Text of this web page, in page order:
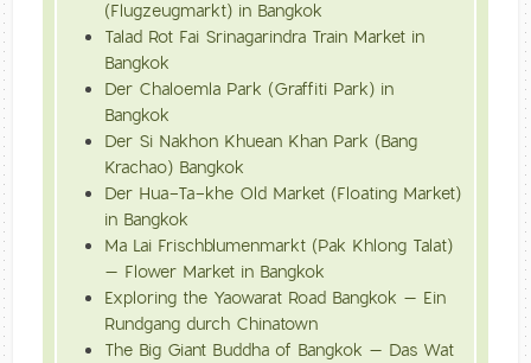
(Flugzeugmarkt) in Bangkok
Talad Rot Fai Srinagarindra Train Market in
Bangkok
Der Chaloemla Park (Graffiti Park) in
Bangkok
Der Si Nakhon Khuean Khan Park (Bang
Krachao) Bangkok
Der Hua-Ta-khe Old Market (Floating Market)
in Bangkok
Ma Lai Frischblumenmarkt (Pak Khlong Talat)
– Flower Market in Bangkok
Exploring the Yaowarat Road Bangkok – Ein
Rundgang durch Chinatown
The Big Giant Buddha of Bangkok – Das Wat